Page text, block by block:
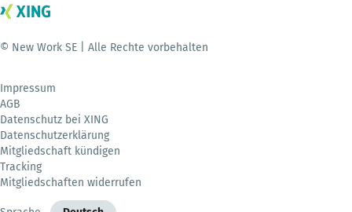
© New Work SE | Alle Rechte vorbehalten
Impressum
AGB
Datenschutz bei XING
Datenschutzerklärung
Mitgliedschaft kündigen
Tracking
Mitgliedschaften widerrufen